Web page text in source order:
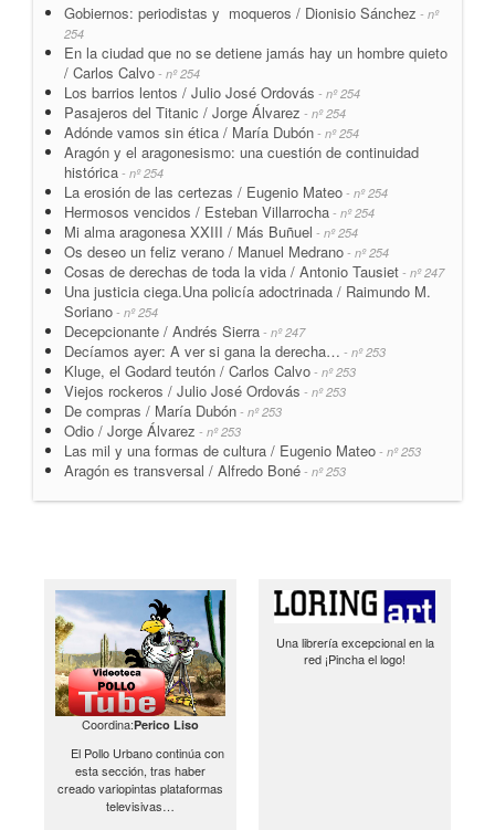
Gobiernos: periodistas y moqueros / Dionisio Sánchez - nº
254
En la ciudad que no se detiene jamás hay un hombre quieto
/ Carlos Calvo - nº 254
Los barrios lentos / Julio José Ordovás - nº 254
Pasajeros del Titanic / Jorge Álvarez - nº 254
Adónde vamos sin ética / María Dubón - nº 254
Aragón y el aragonesismo: una cuestión de continuidad
histórica - nº 254
La erosión de las certezas / Eugenio Mateo - nº 254
Hermosos vencidos / Esteban Villarrocha - nº 254
Mi alma aragonesa XXIII / Más Buñuel - nº 254
Os deseo un feliz verano / Manuel Medrano - nº 254
Cosas de derechas de toda la vida / Antonio Tausiet - nº 247
Una justicia ciega.Una policía adoctrinada / Raimundo M.
Soriano - nº 254
Decepcionante / Andrés Sierra - nº 247
Decíamos ayer: A ver si gana la derecha… - nº 253
Kluge, el Godard teutón / Carlos Calvo - nº 253
Viejos rockeros / Julio José Ordovás - nº 253
De compras / María Dubón - nº 253
Odio / Jorge Álvarez - nº 253
Las mil y una formas de cultura / Eugenio Mateo - nº 253
Aragón es transversal / Alfredo Boné - nº 253
Coordina:Perico Liso
El Pollo Urbano continúa con
esta sección, tras haber
creado variopintas plataformas
televisivas…
Una librería excepcional en la
red ¡Pincha el logo!